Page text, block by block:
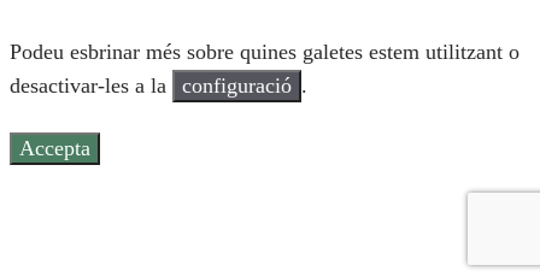
Podeu esbrinar més sobre quines galetes estem utilitzant o
desactivar-les a la
configuració .
Accepta